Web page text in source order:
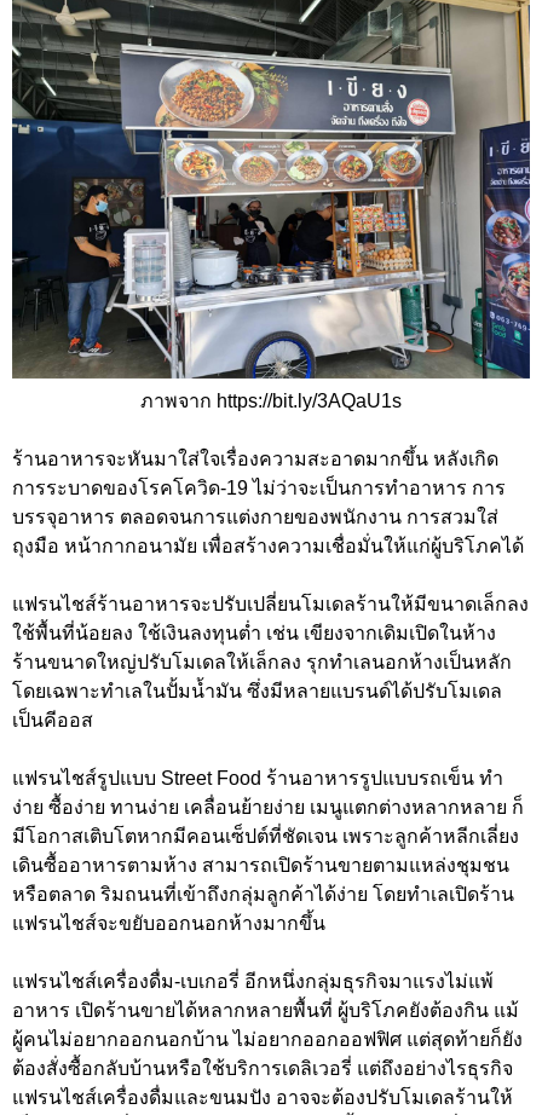
ภาพจาก https://bit.ly/3AQaU1s
ร้านอาหารจะหันมาใส่ใจเรื่องความสะอาดมากขึ้น หลังเกิด
การระบาดของโรคโควิด-19 ไม่ว่าจะเป็นการทำอาหาร การ
บรรจุอาหาร ตลอดจนการแต่งกายของพนักงาน การสวมใส่
ถุงมือ หน้ากากอนามัย เพื่อสร้างความเชื่อมั่นให้แก่ผู้บริโภคได้
แฟรนไชส์ร้านอาหารจะปรับเปลี่ยนโมเดลร้านให้มีขนาดเล็กลง
ใช้พื้นที่น้อยลง ใช้เงินลงทุนต่ำ เช่น เขียงจากเดิมเปิดในห้าง
ร้านขนาดใหญ่ปรับโมเดลให้เล็กลง รุกทำเลนอกห้างเป็นหลัก
โดยเฉพาะทำเลในปั้มน้ำมัน ซึ่งมีหลายแบรนด์ได้ปรับโมเดล
เป็นคีออส
แฟรนไชส์รูปแบบ Street Food ร้านอาหารรูปแบบรถเข็น ทำ
ง่าย ซื้อง่าย ทานง่าย เคลื่อนย้ายง่าย เมนูแตกต่างหลากหลาย ก็
มีโอกาสเติบโตหากมีคอนเซ็ปต์ที่ชัดเจน เพราะลูกค้าหลีกเลี่ยง
เดินซื้ออาหารตามห้าง สามารถเปิดร้านขายตามแหล่งชุมชน
หรือตลาด ริมถนนที่เข้าถึงกลุ่มลูกค้าได้ง่าย โดยทำเลเปิดร้าน
แฟรนไชส์จะขยับออกนอกห้างมากขึ้น
แฟรนไชส์เครื่องดื่ม-เบเกอรี่ อีกหนึ่งกลุ่มธุรกิจมาแรงไม่แพ้
อาหาร เปิดร้านขายได้หลากหลายพื้นที่ ผู้บริโภคยังต้องกิน แม้
ผู้คนไม่อยากออกนอกบ้าน ไม่อยากออกออฟฟิศ แต่สุดท้ายก็ยัง
ต้องสั่งซื้อกลับบ้านหรือใช้บริการเดลิเวอรี่ แต่ถึงอย่างไรธุรกิจ
แฟรนไชส์เครื่องดื่มและขนมปัง อาจจะต้องปรับโมเดลร้านให้